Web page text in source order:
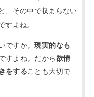
、その中で収まらない
よね。
ですか。現実的なも
すよね。 だから欲情
をすることも大切で